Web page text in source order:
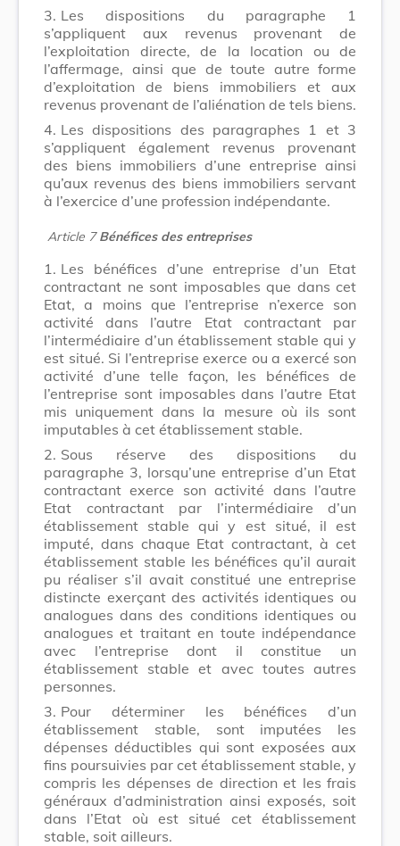
3. Les dispositions du paragraphe 1
s’appliquent aux revenus provenant de
l’exploitation directe, de la location ou de
l’affermage, ainsi que de toute autre forme
d’exploitation de biens immobiliers et aux
revenus provenant de l’aliénation de tels biens.
4. Les dispositions des paragraphes 1 et 3
s’appliquent également revenus provenant
des biens immobiliers d’une entreprise ainsi
qu’aux revenus des biens immobiliers servant
à l’exercice d’une profession indépendante.
Article 7 Bénéfices des entreprises
1. Les bénéfices d’une entreprise d’un Etat
contractant ne sont imposables que dans cet
Etat, a moins que l’entreprise n’exerce son
activité dans l’autre Etat contractant par
l’intermédiaire d’un établissement stable qui y
est situé. Si l’entreprise exerce ou a exercé son
activité d’une telle façon, les bénéfices de
l’entreprise sont imposables dans l’autre Etat
mis uniquement dans la mesure où ils sont
imputables à cet établissement stable.
2. Sous réserve des dispositions du
paragraphe 3, lorsqu’une entreprise d’un Etat
contractant exerce son activité dans l’autre
Etat contractant par l’intermédiaire d’un
établissement stable qui y est situé, il est
imputé, dans chaque Etat contractant, à cet
établissement stable les bénéfices qu’il aurait
pu réaliser s’il avait constitué une entreprise
distincte exerçant des activités identiques ou
analogues dans des conditions identiques ou
analogues et traitant en toute indépendance
avec l’entreprise dont il constitue un
établissement stable et avec toutes autres
personnes.
3. Pour déterminer les bénéfices d’un
établissement stable, sont imputées les
dépenses déductibles qui sont exposées aux
fins poursuivies par cet établissement stable, y
compris les dépenses de direction et les frais
généraux d’administration ainsi exposés, soit
dans l’Etat où est situé cet établissement
stable, soit ailleurs.